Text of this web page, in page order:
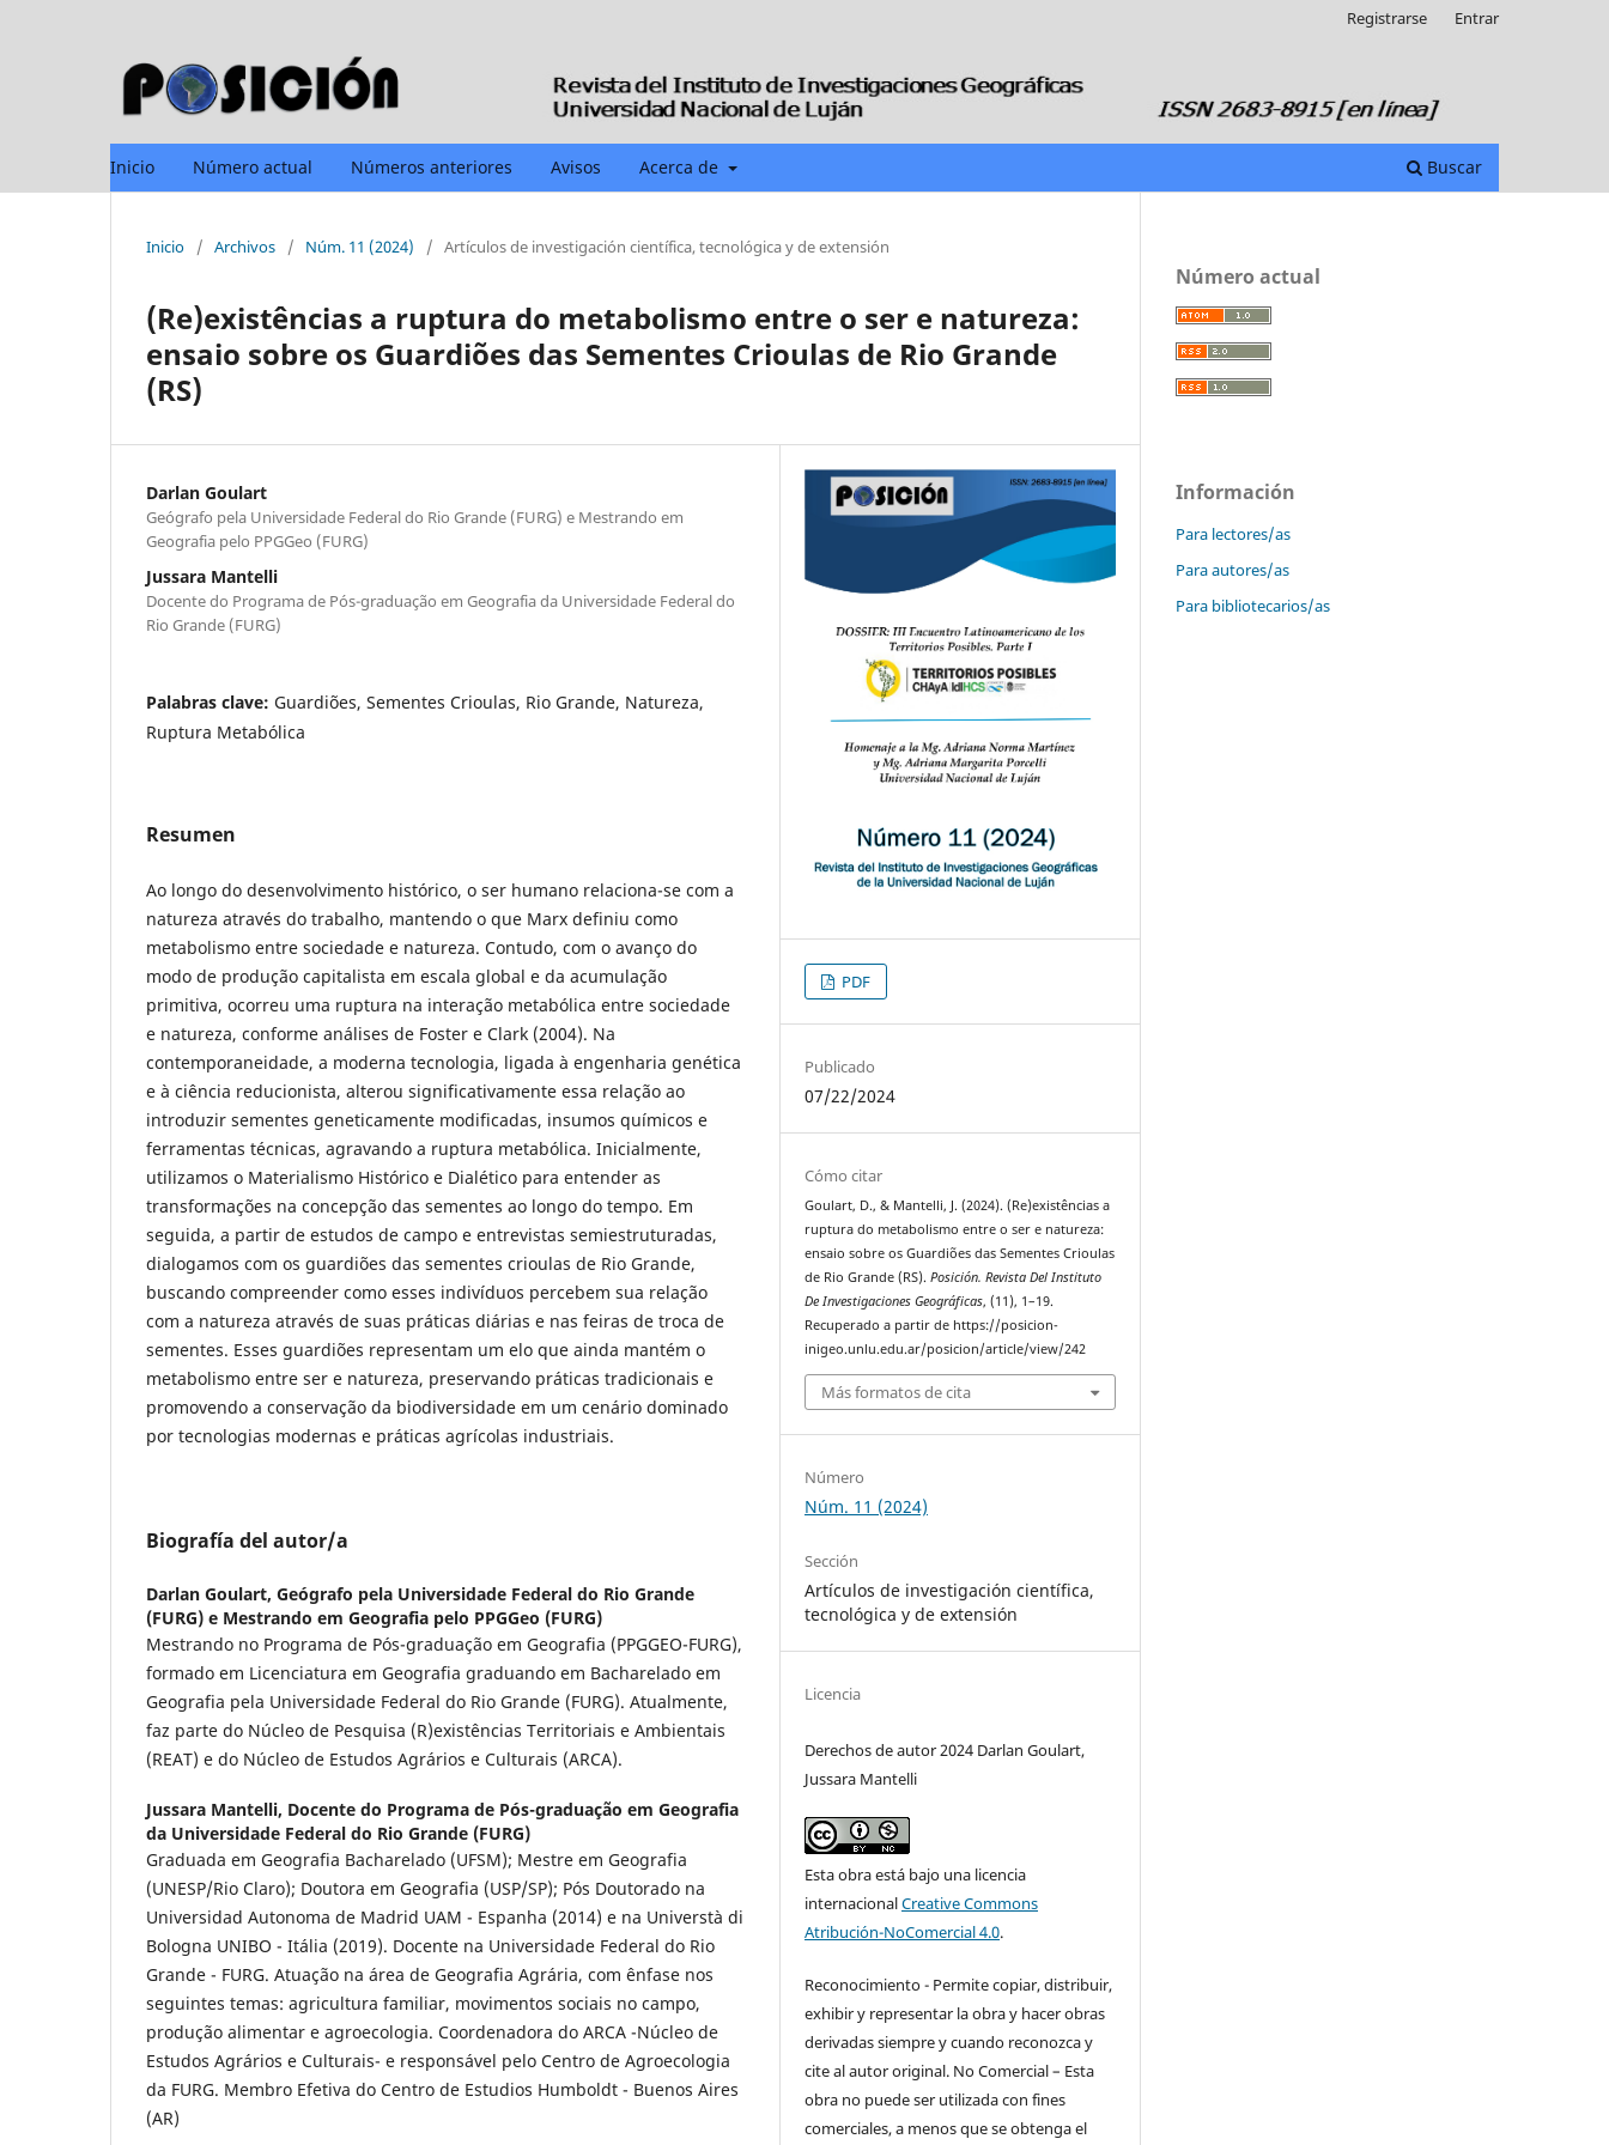
Inicio Número actual Números anteriores Avisos Acerca de Buscar
Registrarse Entrar
Inicio / Archivos / Núm. 11 (2024) / Artículos de investigación científica, tecnológica y de extensión
(Re)existências a ruptura do metabolismo entre o ser e natureza:
ensaio sobre os Guardiões das Sementes Crioulas de Rio Grande
(RS)
Darlan Goulart
Geógrafo pela Universidade Federal do Rio Grande (FURG) e Mestrando em
Geografia pelo PPGGeo (FURG)
Jussara Mantelli
Docente do Programa de Pós-graduação em Geografia da Universidade Federal do
Rio Grande (FURG)
Palabras clave: Guardiões, Sementes Crioulas, Rio Grande, Natureza,
Ruptura Metabólica
Resumen
Ao longo do desenvolvimento histórico, o ser humano relaciona-se com a
natureza através do trabalho, mantendo o que Marx definiu como
metabolismo entre sociedade e natureza. Contudo, com o avanço do
modo de produção capitalista em escala global e da acumulação
primitiva, ocorreu uma ruptura na interação metabólica entre sociedade
e natureza, conforme análises de Foster e Clark (2004). Na
contemporaneidade, a moderna tecnologia, ligada à engenharia genética
e à ciência reducionista, alterou significativamente essa relação ao
introduzir sementes geneticamente modificadas, insumos químicos e
ferramentas técnicas, agravando a ruptura metabólica. Inicialmente,
utilizamos o Materialismo Histórico e Dialético para entender as
transformações na concepção das sementes ao longo do tempo. Em
seguida, a partir de estudos de campo e entrevistas semiestruturadas,
dialogamos com os guardiões das sementes crioulas de Rio Grande,
buscando compreender como esses indivíduos percebem sua relação
com a natureza através de suas práticas diárias e nas feiras de troca de
sementes. Esses guardiões representam um elo que ainda mantém o
metabolismo entre ser e natureza, preservando práticas tradicionais e
promovendo a conservação da biodiversidade em um cenário dominado
por tecnologias modernas e práticas agrícolas industriais.
Biografía del autor/a
Darlan Goulart, Geógrafo pela Universidade Federal do Rio Grande
(FURG) e Mestrando em Geografia pelo PPGGeo (FURG)
Mestrando no Programa de Pós-graduação em Geografia (PPGGEO-FURG),
formado em Licenciatura em Geografia graduando em Bacharelado em
Geografia pela Universidade Federal do Rio Grande (FURG). Atualmente,
faz parte do Núcleo de Pesquisa (R)existências Territoriais e Ambientais
(REAT) e do Núcleo de Estudos Agrários e Culturais (ARCA).
Jussara Mantelli, Docente do Programa de Pós-graduação em Geografia
da Universidade Federal do Rio Grande (FURG)
Graduada em Geografia Bacharelado (UFSM); Mestre em Geografia
(UNESP/Rio Claro); Doutora em Geografia (USP/SP); Pós Doutorado na
Universidad Autonoma de Madrid UAM - Espanha (2014) e na Universtà di
Bologna UNIBO - Itália (2019). Docente na Universidade Federal do Rio
Grande - FURG. Atuação na área de Geografia Agrária, com ênfase nos
seguintes temas: agricultura familiar, movimentos sociais no campo,
produção alimentar e agroecologia. Coordenadora do ARCA -Núcleo de
Estudos Agrários e Culturais- e responsável pelo Centro de Agroecologia
da FURG. Membro Efetiva do Centro de Estudios Humboldt - Buenos Aires
(AR)
PDF
Publicado
07/22/2024
Cómo citar
Goulart, D., & Mantelli, J. (2024). (Re)existências a
ruptura do metabolismo entre o ser e natureza:
ensaio sobre os Guardiões das Sementes Crioulas
de Rio Grande (RS).Posición. Revista Del Instituto
De Investigaciones Geográficas, (11), 1–19.
Recuperado a partir de https://posicion-
inigeo.unlu.edu.ar/posicion/article/view/242
Más formatos de cita
Número
Núm. 11 (2024)
Sección
Artículos de investigación científica,
tecnológica y de extensión
Licencia
Derechos de autor 2024 Darlan Goulart,
Jussara Mantelli
Esta obra está bajo una licencia
internacionalCreative Commons
Atribución-NoComercial 4.0.
Reconocimiento - Permite copiar, distribuir,
exhibir y representar la obra y hacer obras
derivadas siempre y cuando reconozca y
cite al autor original. No Comercial – Esta
obra no puede ser utilizada con fines
comerciales, a menos que se obtenga el
Número actual
Información
Para lectores/as
Para autores/as
Para bibliotecarios/as